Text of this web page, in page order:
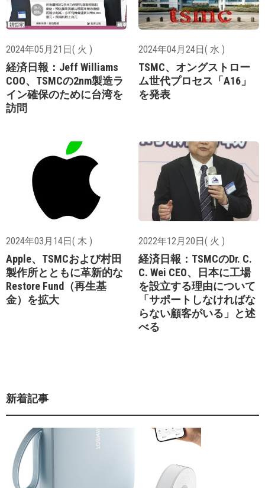
2024年05月21日( 火 )
経済日報：Jeff Williams
COO、TSMCの2nm製造ラ
イン確保のために台湾を
訪問
2024年04月24日( 水 )
TSMC、オングストロー
ム世代プロセス「A16」
を発表
2024年03月14日( 木 )
Apple、TSMCおよび村田
製作所とともに革新的な
Restore Fund（再生基
金）を拡大
2022年12月20日( 火 )
経済日報：TSMCのDr. C.
C. Wei CEO、日本に工場
を設立する理由について
「サポートしなければな
らない顧客がいる」と述
べる
新着記事